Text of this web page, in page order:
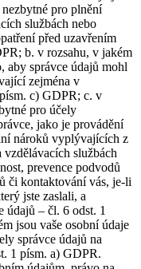
pro plnění
službách nebo
před uzavřením
b. v rozsahu, v jakém
aby správce údajů mohl
zejména v
c) GDPR; c. v
pro účely
jako je provádění
nároků vyplývajících z
službách
prevence podvodů
či kontaktování vás, je-li
jste zaslali, a
údajů – čl. 6 odst. 1
jsou vaše osobní údaje
správce údajů na
1 písm. a) GDPR.